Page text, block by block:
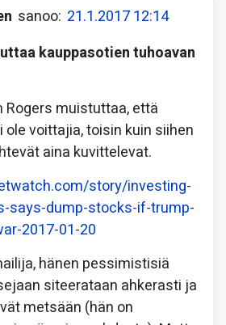
sanoo: 21.1.2017 12:14
kauppasotien tuhoavan
muistuttaa, että
voittajia, toisin kuin siihen
aina kuvittelevat.
story/investing-
says-dump-stocks-if-trump-
2017-01-20
hänen pessimistisiä
siteerataan ahkerasti ja
metsään (hän on